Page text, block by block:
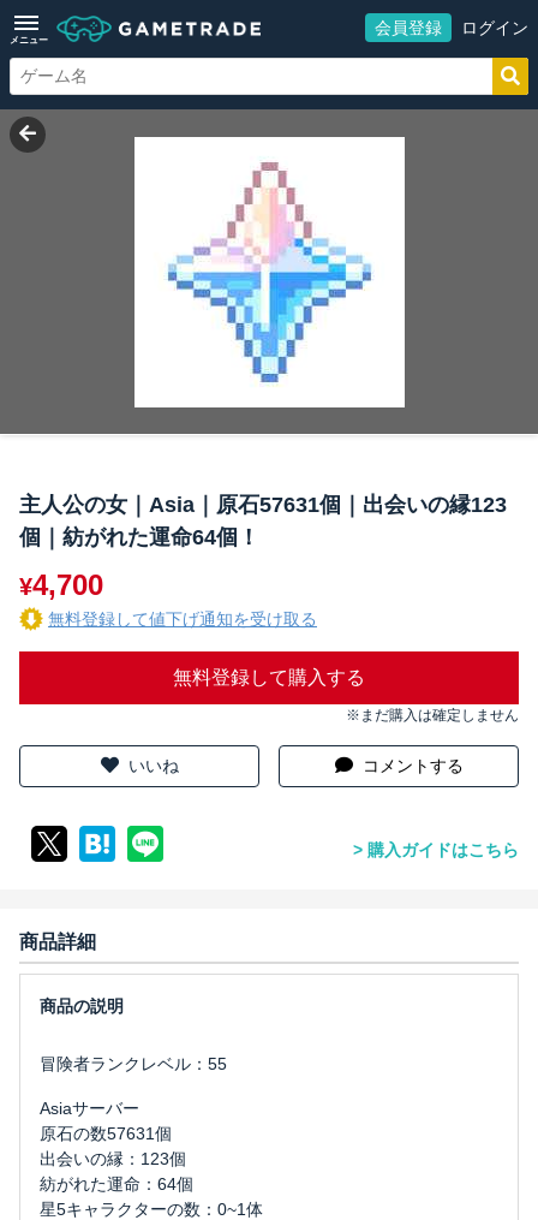
メニュー
会員登録 ログイン
主人公の女｜Asia｜原石57631個｜出会いの縁123
個｜紡がれた運命64個！
¥4,700
無料登録して値下げ通知を受け取る
無料登録して購入する
※まだ購入は確定しません
いいね コメントする
購入ガイドはこちら
商品詳細
冒険者ランクレベル：55
Asiaサーバー
原石の数57631個
出会いの縁：123個
紡がれた運命：64個
星5キャラクターの数：0~1体